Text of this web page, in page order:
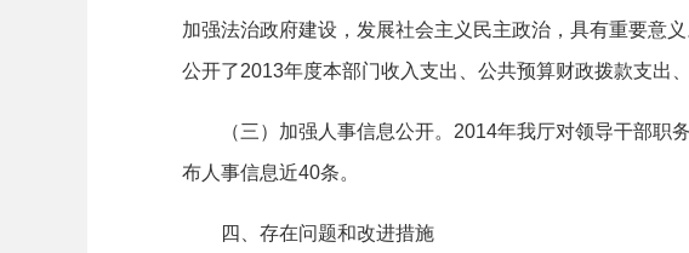
加强法治政府建设，发展社会主义民主政治，具有重要意
公开了2013年度本部门收入支出、公共预算财政拨款支出
（三）加强人事信息公开。 2014年我厅对领导干部职
布人事信息近40条。
四、存在问题和改进措施